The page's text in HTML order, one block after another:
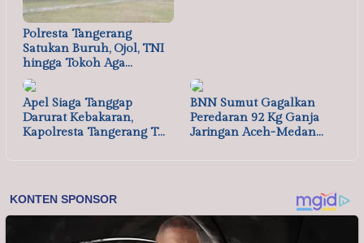
Polresta Tangerang
Satukan Buruh, Ojol, TNI
hingga Tokoh Aga…
Apel Siaga Tanggap
Darurat Kebakaran,
Kapolresta Tangerang T…
BNN Sumut Gagalkan
Peredaran 92 Kg Ganja
Jaringan Aceh-Medan…